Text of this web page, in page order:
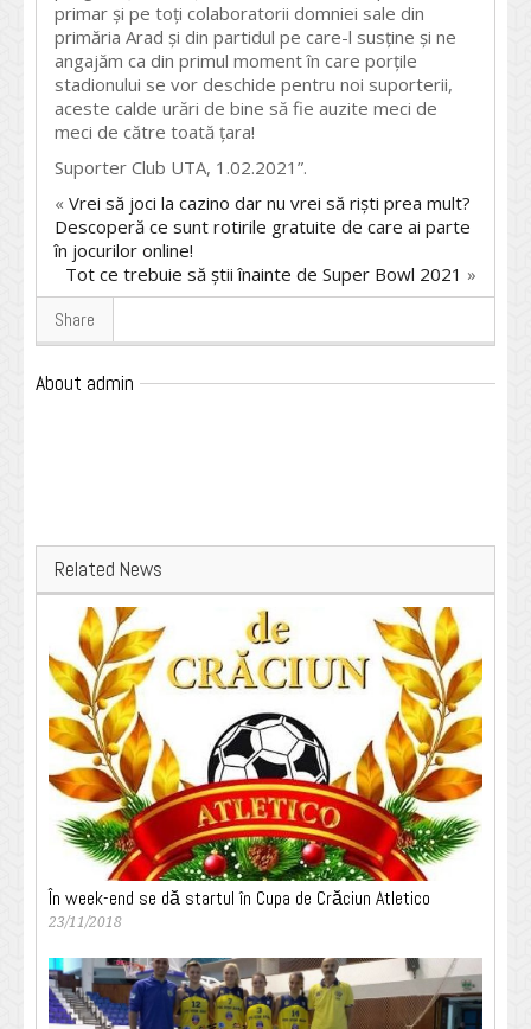
primar și pe toți colaboratorii domniei sale din
primăria Arad și din partidul pe care-l susține și ne
angajăm ca din primul moment în care porțile
stadionului se vor deschide pentru noi suporterii,
aceste calde urări de bine să fie auzite meci de
meci de către toată țara!
Suporter Club UTA, 1.02.2021”.
« Vrei să joci la cazino dar nu vrei să riști prea mult?
Descoperă ce sunt rotirile gratuite de care ai parte
în jocurilor online!
Tot ce trebuie să știi înainte de Super Bowl 2021 »
Share
About admin
Related News
În week-end se dă startul în Cupa de Crăciun Atletico
23/11/2018